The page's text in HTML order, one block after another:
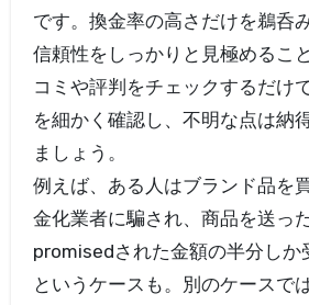
です。換金率の高さだけを鵜呑
信頼性をしっかりと見極めるこ
コミや評判をチェックするだけ
を細かく確認し、不明な点は納
ましょう。
例えば、ある人はブランド品を
金化業者に騙され、商品を送っ
promisedされた金額の半分しか
というケースも。別のケースで